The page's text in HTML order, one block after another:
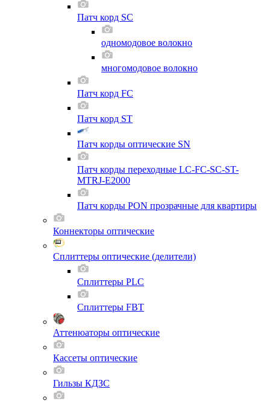
Патч корд SC
одномодовое волокно
многомодовое волокно
Патч корд FC
Патч корд ST
Патч корды оптические SN
Патч корды переходные LC-FC-SC-ST-
MTRJ-E2000
Патч корды PON прозрачные для квартиры
Коннекторы оптические
Сплиттеры оптические (делители)
Сплиттеры PLC
Сплиттеры FBT
Аттенюаторы оптические
Кассеты оптические
Гильзы КДЗС